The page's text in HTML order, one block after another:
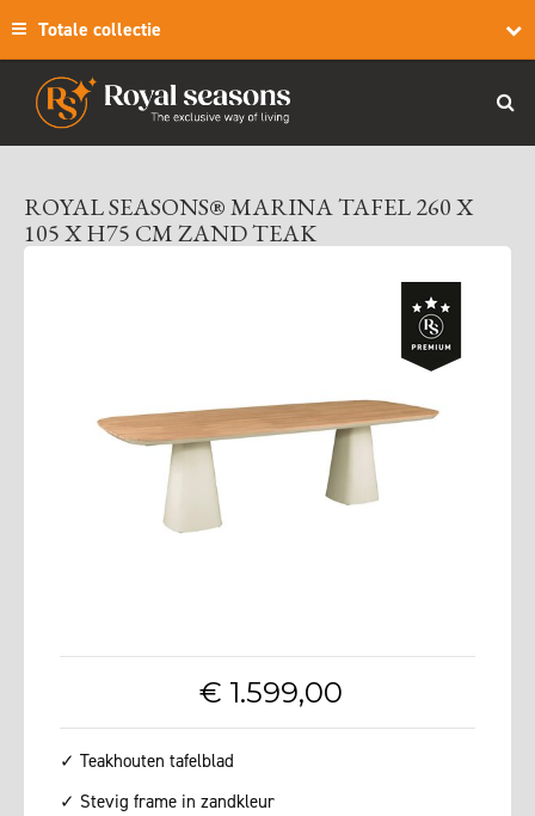
Totale collectie
ROYAL SEASONS® MARINA TAFEL 260 X
105 X H75 CM ZAND TEAK
€ 1.599,00
✓ Teakhouten tafelblad
✓ Stevig frame in zandkleur